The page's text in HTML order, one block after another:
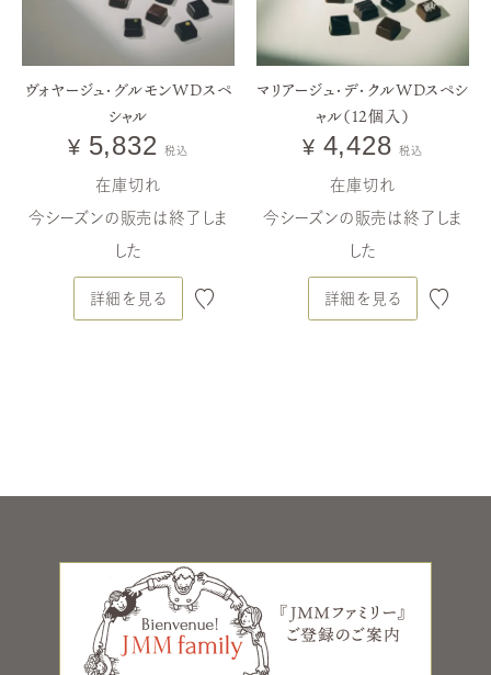
ヴォヤージュ・グルモンWDスペ
シャル
¥ 5,832 税込
在庫切れ
今シーズンの販売は終了しま
した
詳細を見る
マリアージュ・デ・クルWDスペシ
ャル（12個入）
¥ 4,428 税込
在庫切れ
今シーズンの販売は終了しま
した
詳細を見る